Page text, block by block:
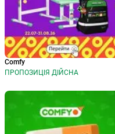
Comfy
ПРОПОЗИЦІЯ ДІЙСНА